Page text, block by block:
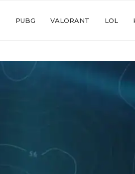
PUBG VALORANT LOL